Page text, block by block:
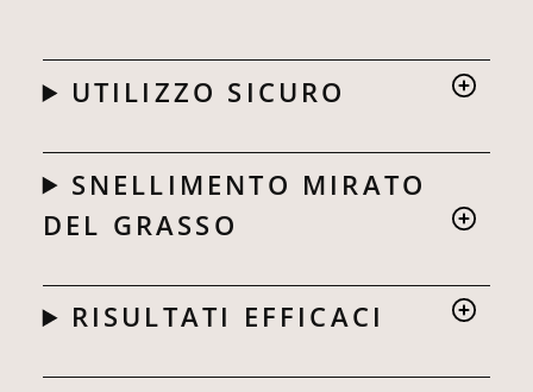
UTILIZZO SICURO
SNELLIMENTO MIRATO
DEL GRASSO
RISULTATI EFFICACI